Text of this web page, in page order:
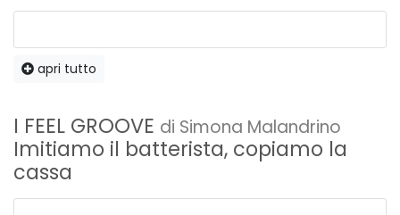
apri tutto
I FEEL GROOVE di Simona Malandrino
Imitiamo il batterista, copiamo la
cassa